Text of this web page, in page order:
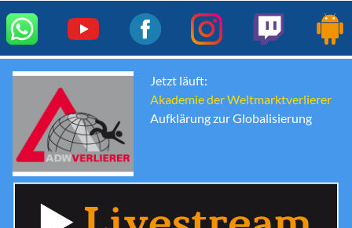
Jetzt läuft:
Akademie der Weltmarktverlierer
Aufklärung zur Globalisierung